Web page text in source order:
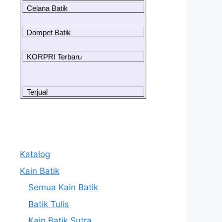
Celana Batik
Dompet Batik
KORPRI Terbaru
Terjual
Katalog
Kain Batik
Semua Kain Batik
Batik Tulis